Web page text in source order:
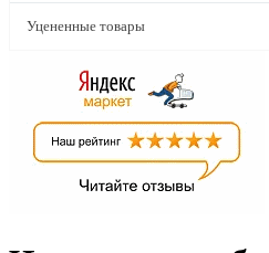
Уцененные товары